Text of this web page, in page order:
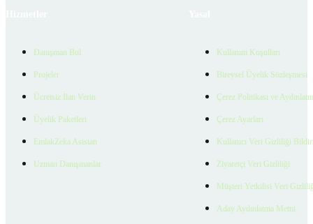
Danışman Bul
Projeler
Ücretsiz İlan Verin
Üyelik Paketleri
EmlakZeka Asistan
Uzman Danışmanlar
Kullanım Koşulları
Bireysel Üyelik Sözleşmesi
Çerez Politikası ve
Çerez Ayarları
Kullanıcı Veri Gizliliği
Ziyaretçi Veri Gizliliği
Müşteri Yetkilisi Veri
Aday Aydınlatma Metni